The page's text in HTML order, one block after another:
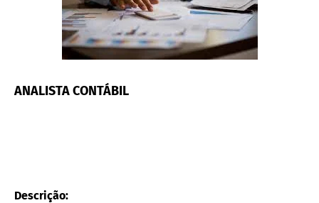
ANALISTA CONTÁBIL
Descrição: